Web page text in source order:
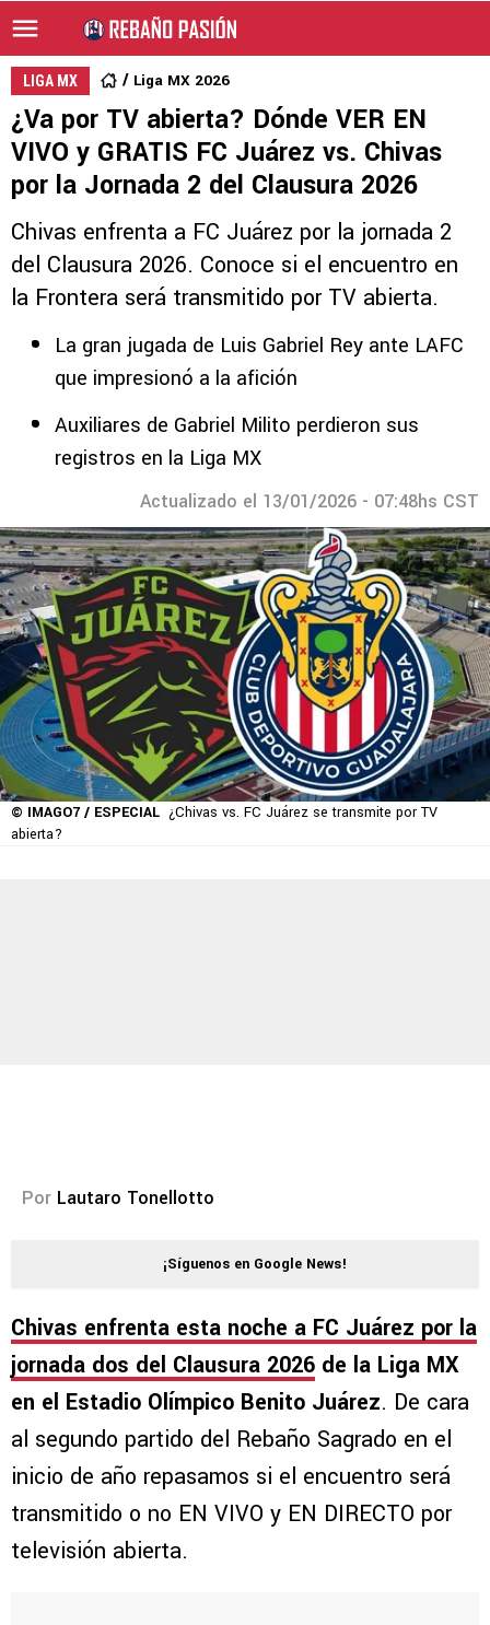
LIGA MX Liga MX 2026
¿Va por TV abierta? Dónde VER EN
VIVO y GRATIS FC Juárez vs. Chivas
por la Jornada 2 del Clausura 2026
Chivas enfrenta a FC Juárez por la jornada 2
del Clausura 2026. Conoce si el encuentro en
la Frontera será transmitido por TV abierta.
La gran jugada de Luis Gabriel Rey ante LAFC
que impresionó a la afición
Auxiliares de Gabriel Milito perdieron sus
registros en la Liga MX
Actualizado el 13/01/2026 - 07:48hs CST
© IMAGO7 / ESPECIAL ¿Chivas vs. FC Juárez se transmite por TV
abierta?
Por Lautaro Tonellotto
¡Síguenos en Google News!
Chivas enfrenta esta noche a FC Juárez por la
jornada dos del Clausura 2026 de la Liga MX
en el Estadio Olímpico Benito Juárez. De cara
al segundo partido del Rebaño Sagrado en el
inicio de año repasamos si el encuentro será
transmitido o no EN VIVO y EN DIRECTO por
televisión abierta.